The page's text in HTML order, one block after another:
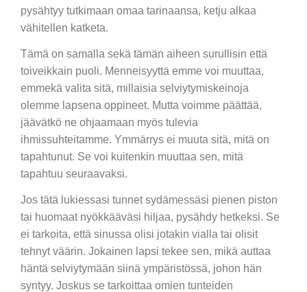
pysähtyy tutkimaan omaa tarinaansa, ketju alkaa
vähitellen katketa.
Tämä on samalla sekä tämän aiheen surullisin että
toiveikkain puoli. Menneisyyttä emme voi muuttaa,
emmekä valita sitä, millaisia selviytymiskeinoja
olemme lapsena oppineet. Mutta voimme päättää,
jäävätkö ne ohjaamaan myös tulevia
ihmissuhteitamme. Ymmärrys ei muuta sitä, mitä on
tapahtunut. Se voi kuitenkin muuttaa sen, mitä
tapahtuu seuraavaksi.
Jos tätä lukiessasi tunnet sydämessäsi pienen piston
tai huomaat nyökkääväsi hiljaa, pysähdy hetkeksi. Se
ei tarkoita, että sinussa olisi jotakin vialla tai olisit
tehnyt väärin. Jokainen lapsi tekee sen, mikä auttaa
häntä selviytymään siinä ympäristössä, johon hän
syntyy. Joskus se tarkoittaa omien tunteiden